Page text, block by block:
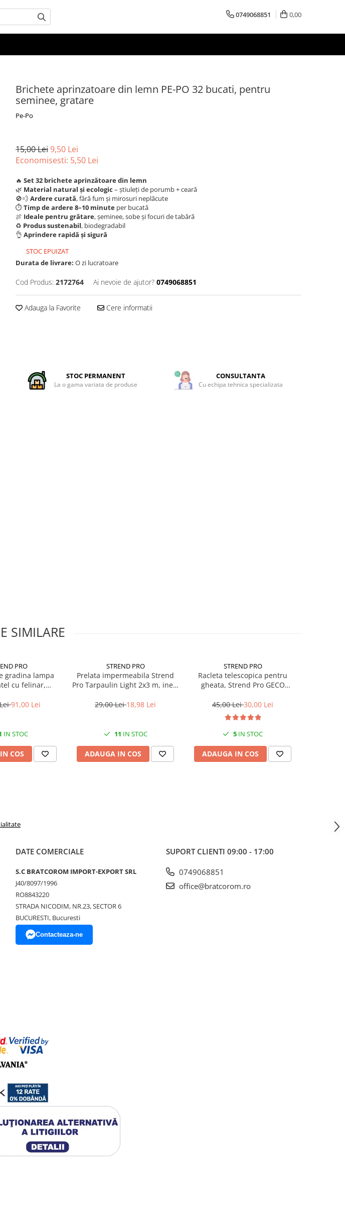
0749068851 0,00
Brichete aprinzatoare din lemn PE-PO 32 bucati, pentru
seminee, gratare
Pe-Po
15,00 Lei9,50 Lei
Economisesti: 5,50 Lei
🔥 Set 32 brichete aprinzătoare din lemn
🌿 Material natural și ecologic – știuleți de porumb + ceară
🚫💨Ardere curată, fără fum și mirosuri neplăcute
⏱️ Timp de ardere 8–10 minute per bucată
🍖 Ideale pentru grătare, șeminee, sobe și focuri de tabără
♻️ Produs sustenabil, biodegradabil
👌 Aprindere rapidă și sigură
STOC EPUIZAT
Durata de livrare: O zi lucratoare
Cod Produs: 2172764 Ai nevoie de ajutor? 0749068851
Adauga la Favorite Cere informatii
STOC PERMANENT
La o gama variata de produse
CONSULTANTA
Cu echipa tehnica specializata
SIMILARE
PRO
gradina lampa
cu felinar,
91,00 Lei
IN STOC
COS
STREND PRO
Prelata impermeabila Strend
Pro Tarpaulin Light 2x3 m, inele
waterproof
29,00 Lei18,98 Lei
11 IN STOC
ADAUGA IN COS
STREND PRO
Racleta telescopica pentru
gheata, Strend Pro GECO
45,00 Lei30,00 Lei
5 IN STOC
ADAUGA IN COS
DATE COMERCIALE
S.C BRATCOROM IMPORT-EXPORT SRL
J40/8097/1996
RO8843220
STRADA NICODIM, NR.23, SECTOR 6
BUCURESTI, Bucuresti
Contacteaza-ne
SUPORT CLIENTI 09:00 - 17:00
0749068851
office@bratcorom.ro